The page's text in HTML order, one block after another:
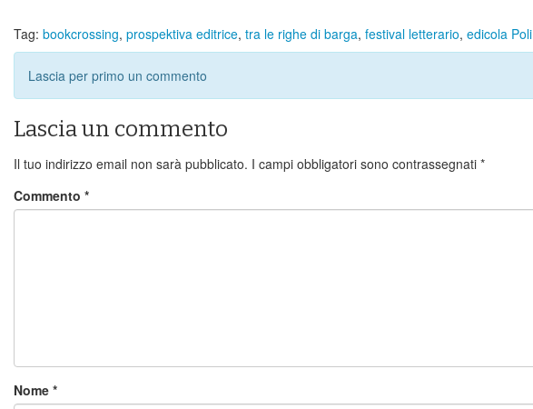
Tag: bookcrossing, prospektiva editrice, tra le righe di barga, festival letterario, edicola Poli
Lascia per primo un commento
Lascia un commento
Il tuo indirizzo email non sarà pubblicato. I campi obbligatori sono contrassegnati *
Commento *
Nome *